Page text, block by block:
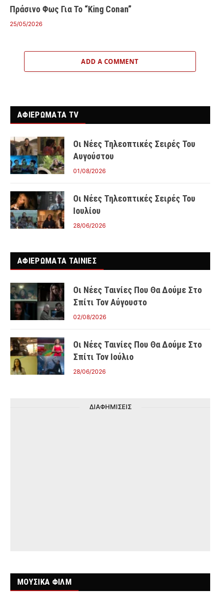
Πράσινο Φως Για Το “King Conan”
25/05/2026
ADD A COMMENT
ΑΦΙΕΡΩΜΑΤΑ TV
Οι Νέες Τηλεοπτικές Σειρές Του
Αυγούστου
01/08/2026
Οι Νέες Τηλεοπτικές Σειρές Του
Ιουλίου
28/06/2026
ΑΦΙΕΡΩΜΑΤΑ ΤΑΙΝΊΕΣ
Οι Νέες Ταινίες Που Θα Δούμε Στο
Σπίτι Τον Αύγουστο
02/08/2026
Οι Νέες Ταινίες Που Θα Δούμε Στο
Σπίτι Τον Ιούλιο
28/06/2026
ΔΙΑΦΗΜΙΣΕΙΣ
ΜΟΥΣΙΚΑ ΦΙΛΜ